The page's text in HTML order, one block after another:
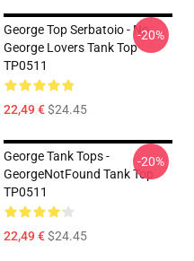
George Top Serbatoio - No.
George Lovers Tank Top
TP0511
22,49 €$24.45
-20%
George Tank Tops -
GeorgeNotFound Tank Top
TP0511
22,49 €$24.45
-20%